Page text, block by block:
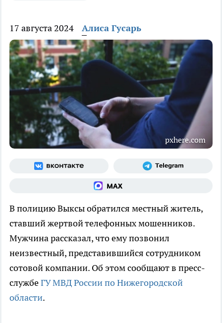
17 августа 2024 Алиса Гусарь
pxhere.com
В полицию Выксы обратился местный житель,
ставший жертвой телефонных мошенников.
Мужчина рассказал, что ему позвонил
неизвестный, представившийся сотрудником
сотовой компании. Об этом сообщают в пресс-
службеГУ МВД России по Нижегородской
области.